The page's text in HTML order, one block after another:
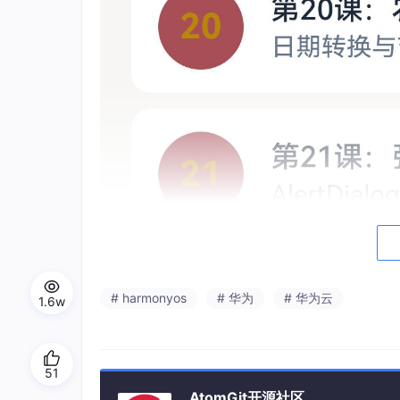
# harmonyos # 华为 # 华为云
1.6w
51